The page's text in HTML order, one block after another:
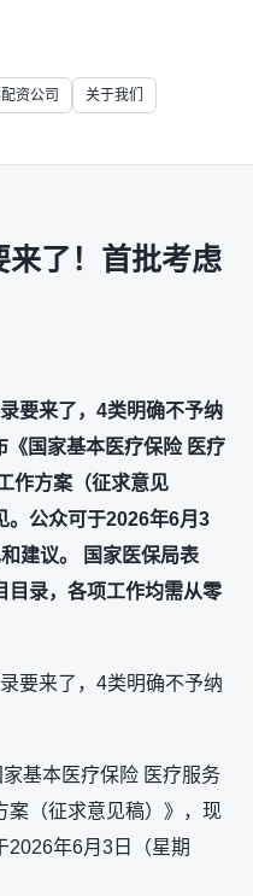
资公司 关于我们
来了！首批考虑
要来了，4类明确不予纳
《国家基本医疗保险 医疗
作方案（征求意见
。公众可于2026年6月3
建议。 国家医保局表
目录，各项工作均需从零
要来了，4类明确不予纳
基本医疗保险 医疗服务
案（征求意见稿）》，现
2026年6月3日（星期